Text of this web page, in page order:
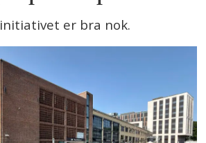
er bra nok.